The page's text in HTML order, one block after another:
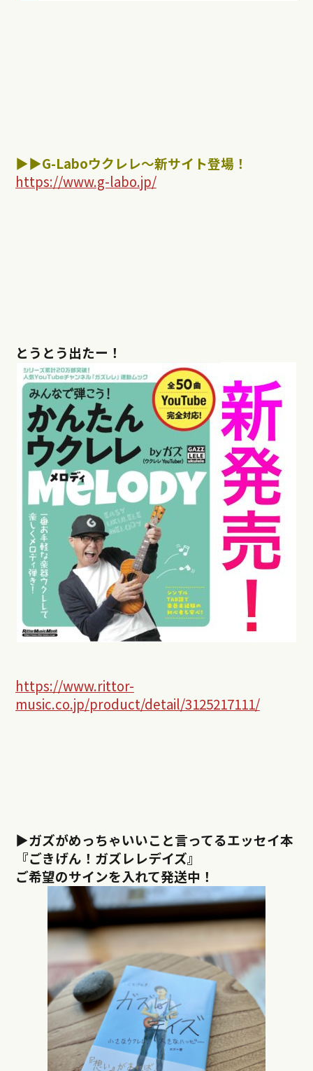
▶︎▶︎G-Laboウクレレ～新サイト登場！
https://www.g-labo.jp/
とうとう出たー！
https://www.rittor-
music.co.jp/product/detail/3125217111/
▶︎ガズがめっちゃいいこと言ってるエッセイ本
『ごきげん！ガズレレデイズ』
ご希望のサインを入れて発送中！